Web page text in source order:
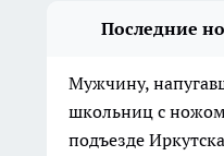
Последние
Мужчину,
школьниц с
подъезде